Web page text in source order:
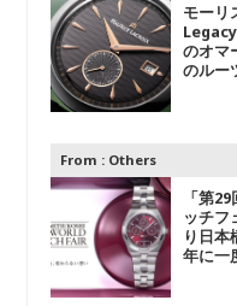
モーリ
のオマ
のルー
From : Others
「第
ッチフ
り日本
年に一
ャル